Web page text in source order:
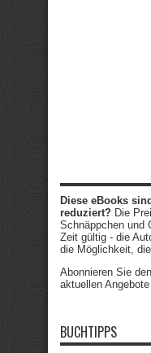
Diese eBooks
reduziert? Die
Schnäppchen und
Zeit gültig - die
die Möglichkeit,
Abonnieren Sie den
aktuellen
BUCHTIPPS